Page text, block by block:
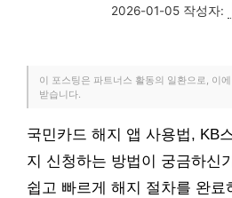
2026-01-05 작성자:
이 포스팅은 파트너스 활동의 일환으로, 이
받습니다.
국민카드 해지 앱 사용법, KB
지 신청하는 방법이 궁금하신
쉽고 빠르게 해지 절차를 완료